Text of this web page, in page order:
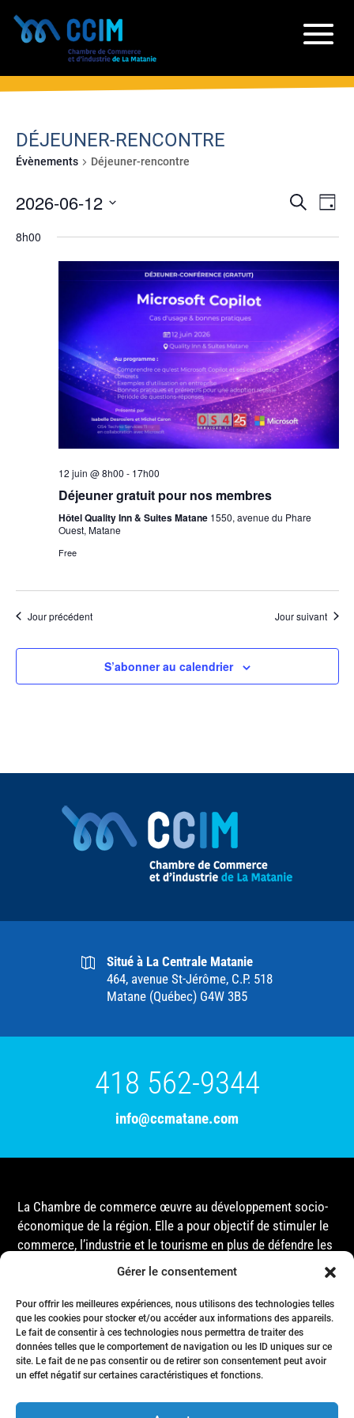
Gérer le consentement
Pour offrir les meilleures expériences, nous utilisons des technologies telles
que les cookies pour stocker et/ou accéder aux informations des appareils.
Le fait de consentir à ces technologies nous permettra de traiter des
données telles que le comportement de navigation ou les ID uniques sur ce
site. Le fait de ne pas consentir ou de retirer son consentement peut avoir
un effet négatif sur certaines caractéristiques et fonctions.
DÉJEUNER-RENCONTRE
Évènements Déjeuner-rencontre
DE
VUES
Recherche
Jour
2026-06-12
une
8h00
12 juin @ 8h00 - 17h00
Déjeuner gratuit pour nos membres
Hôtel Quality Inn & Suites Matane 1550, avenue du Phare
Ouest, Matane
Free
Jour précédent Jour suivant
S’abonner au calendrier
Situé à La Centrale Matanie
464, avenue St-Jérôme, C.P. 518
Matane (Québec) G4W 3B5
418 562-9344
info@ccmatane.com
La Chambre de commerce œuvre au développement socio-
économique de la région. Elle a pour objectif de stimuler le
commerce, l’industrie et le tourisme en plus de défendre les
intérêts de ses membres et de l’ensemble de la
gouvernementales, que ce soit au niveau municipal,
provincial ou fédéral.
Accueil